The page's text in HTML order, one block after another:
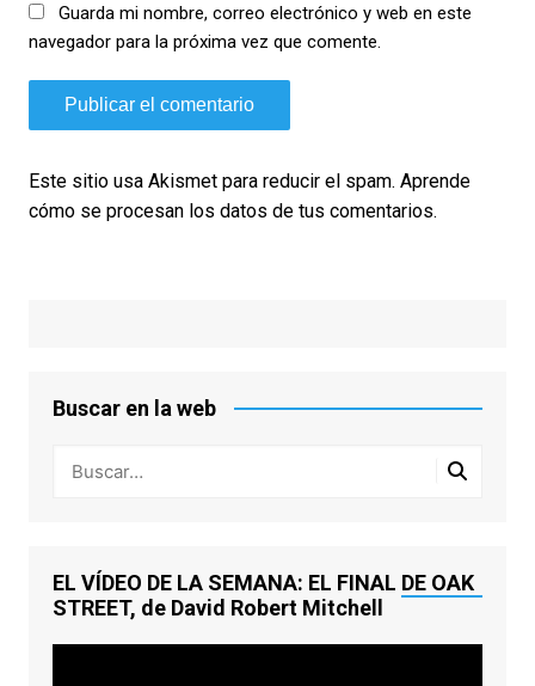
Guarda mi nombre, correo electrónico y web en este
navegador para la próxima vez que comente.
Este sitio usa Akismet para reducir el spam. Aprende
cómo se procesan los datos de tus comentarios.
Buscar en la web
EL VÍDEO DE LA SEMANA: EL FINAL DE OAK
STREET, de David Robert Mitchell